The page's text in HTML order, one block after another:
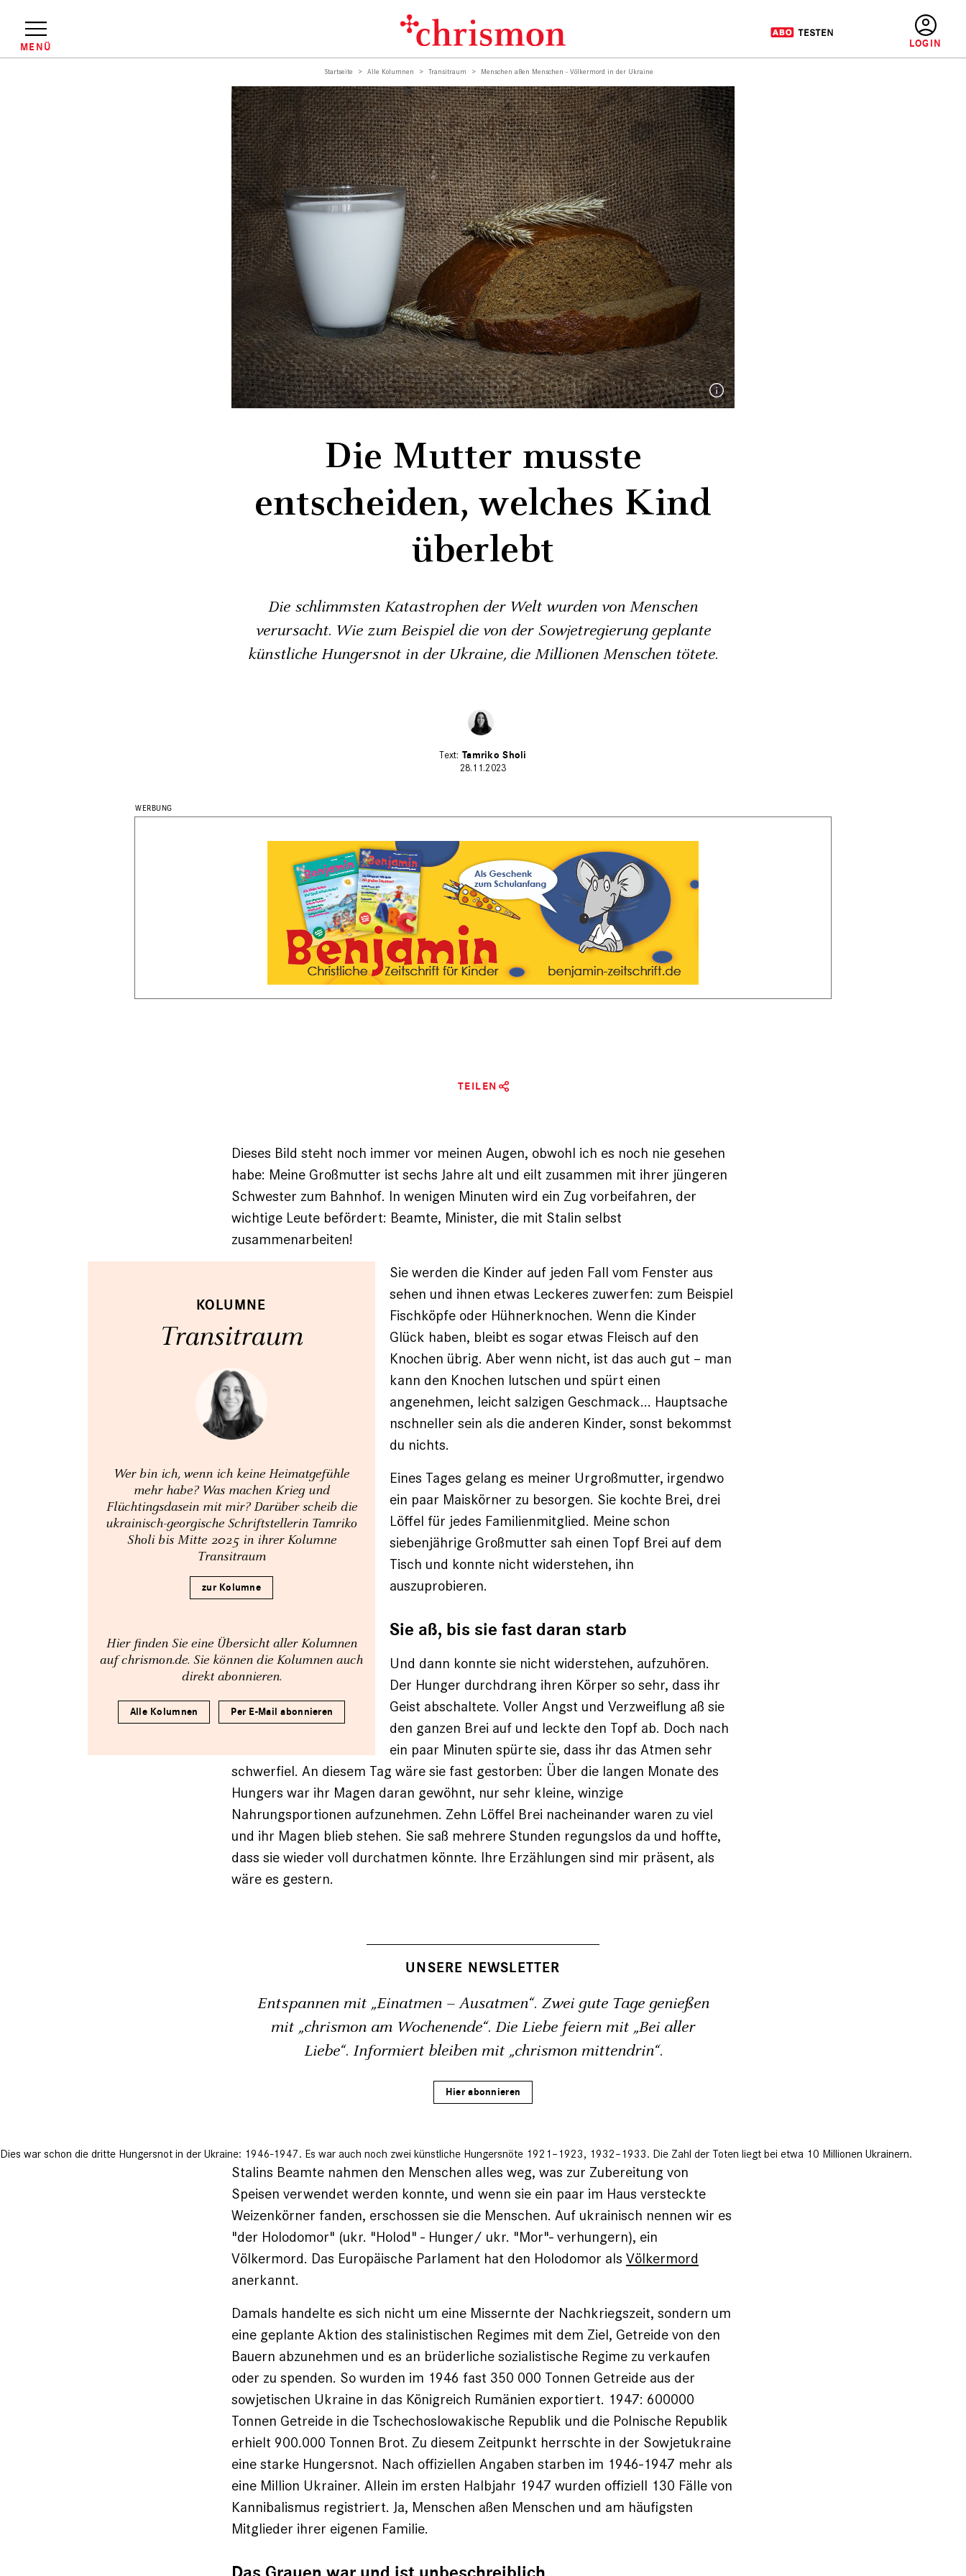
Inhalt
MENÜ
Startseite Alle Kolumnen Transitraum Menschen aßen Menschen - Völkermord in der Ukraine
Die Mutter musste
entscheiden, welches Kind
überlebt
Die schlimmsten Katastrophen der Welt wurden von Menschen
verursacht. Wie zum Beispiel die von der Sowjetregierung geplante
künstliche Hungersnot in der Ukraine, die Millionen Menschen tötete.
Tamriko Sholi
28.11.2023
TEILEN
Dieses Bild steht noch immer vor meinen Augen, obwohl ich es noch nie gesehen
habe: Meine Großmutter ist sechs Jahre alt und eilt zusammen mit ihrer jüngeren
Schwester zum Bahnhof. In wenigen Minuten wird ein Zug vorbeifahren, der
wichtige Leute befördert: Beamte, Minister, die mit Stalin selbst
zusammenarbeiten!
KOLUMNE
Transitraum
Wer bin ich, wenn ich keine Heimatgefühle
mehr habe? Was machen Krieg und
Flüchtingsdasein mit mir? Darüber scheib die
ukrainisch-georgische Schriftstellerin Tamriko
Sholi bis Mitte 2025 in ihrer Kolumne
Transitraum
zur Kolumne
Hier finden Sie eine Übersicht aller Kolumnen
auf chrismon.de. Sie können die Kolumnen auch
direkt abonnieren.
Alle Kolumnen Per E-Mail abonnieren
Sie werden die Kinder auf jeden Fall vom Fenster aus
sehen und ihnen etwas Leckeres zuwerfen: zum Beispiel
Fischköpfe oder Hühnerknochen. Wenn die Kinder
Glück haben, bleibt es sogar etwas Fleisch auf den
Knochen übrig. Aber wenn nicht, ist das auch gut – man
kann den Knochen lutschen und spürt einen
angenehmen, leicht salzigen Geschmack... Hauptsache
nschneller sein als die anderen Kinder, sonst bekommst
du nichts.
Eines Tages gelang es meiner Urgroßmutter, irgendwo
ein paar Maiskörner zu besorgen. Sie kochte Brei, drei
Löffel für jedes Familienmitglied. Meine schon
siebenjährige Großmutter sah einen Topf Brei auf dem
Tisch und konnte nicht widerstehen, ihn
auszuprobieren.
Sie aß, bis sie fast daran starb
Und dann konnte sie nicht widerstehen, aufzuhören.
Der Hunger durchdrang ihren Körper so sehr, dass ihr
Geist abschaltete. Voller Angst und Verzweiflung aß sie
den ganzen Brei auf und leckte den Topf ab. Doch nach
ein paar Minuten spürte sie, dass ihr das Atmen sehr
schwerfiel. An diesem Tag wäre sie fast gestorben: Über die langen Monate des
Hungers war ihr Magen daran gewöhnt, nur sehr kleine, winzige
Nahrungsportionen aufzunehmen. Zehn Löffel Brei nacheinander waren zu viel
und ihr Magen blieb stehen. Sie saß mehrere Stunden regungslos da und hoffte,
dass sie wieder voll durchatmen könnte. Ihre Erzählungen sind mir präsent, als
wäre es gestern.
UNSERE NEWSLETTER
Entspannen mit „Einatmen – Ausatmen“. Zwei gute Tage genießen
mit „chrismon am Wochenende“. Die Liebe feiern mit „Bei aller
Liebe“. Informiert bleiben mit „chrismon mittendrin“.
Hier abonnieren
Dies war schon die dritte Hungersnot in der Ukraine: 1946-1947. Es war auch noch zwei künstliche Hungersnöte 1921–1923, 1932–1933. Die Zahl der Toten liegt bei etwa 10 Millionen Ukrainern.
Stalins Beamte nahmen den Menschen alles weg, was zur Zubereitung von
Speisen verwendet werden konnte, und wenn sie ein paar im Haus versteckte
Weizenkörner fanden, erschossen sie die Menschen. Auf ukrainisch nennen wir es
"der Holodomor" (ukr. "Holod" - Hunger/ ukr. "Mor"- verhungern), ein
Völkermord. Das Europäische Parlament hat den Holodomor als Völkermord
anerkannt.
Damals handelte es sich nicht um eine Missernte der Nachkriegszeit, sondern um
eine geplante Aktion des stalinistischen Regimes mit dem Ziel, Getreide von den
Bauern abzunehmen und es an brüderliche sozialistische Regime zu verkaufen
oder zu spenden. So wurden im 1946 fast 350 000 Tonnen Getreide aus der
sowjetischen Ukraine in das Königreich Rumänien exportiert. 1947: 600000
Tonnen Getreide in die Tschechoslowakische Republik und die Polnische Republik
erhielt 900.000 Tonnen Brot. Zu diesem Zeitpunkt herrschte in der Sowjetukraine
eine starke Hungersnot. Nach offiziellen Angaben starben im 1946-1947 mehr als
eine Million Ukrainer. Allein im ersten Halbjahr 1947 wurden offiziell 130 Fälle von
Kannibalismus registriert. Ja, Menschen aßen Menschen und am häufigsten
Mitglieder ihrer eigenen Familie.